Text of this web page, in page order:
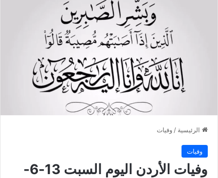
الرئيسية / وفيات
وفيات
وفيات الأردن اليوم السبت 13-6-